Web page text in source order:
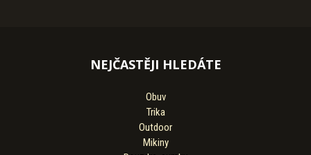
NEJČASTĚJI HLEDÁTE
Obuv
Trika
Outdoor
Mikiny